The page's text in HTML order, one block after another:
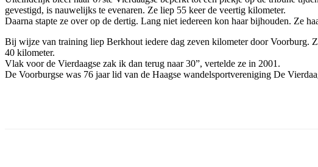
gevestigd, is nauwelijks te evenaren. Ze liep 55 keer de veertig kilometer.
Daarna stapte ze over op de dertig. Lang niet iedereen kon haar bijhouden. Ze
Bij wijze van training liep Berkhout iedere dag zeven kilometer door Voorburg.
40 kilometer.
Vlak voor de Vierdaagse zak ik dan terug naar 30”, vertelde ze in 2001.
De Voorburgse was 76 jaar lid van de Haagse wandelsportvereniging De